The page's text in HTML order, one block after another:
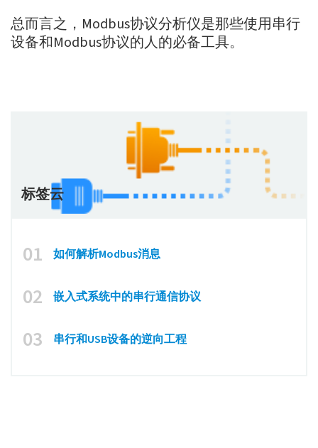
总而言之，Modbus协议分析仪是那些使用串行
设备和Modbus协议的人的必备工具。
标签云
01 如何解析Modbus消息
02 嵌入式系统中的串行通信协议
03 串行和USB设备的逆向工程